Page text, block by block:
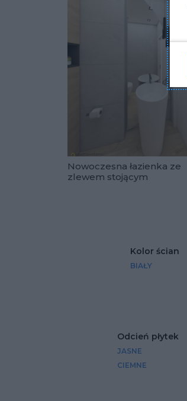
Nowoczesna łazienka ze
zlewem stojącym
Kolor ścian
BIAŁY
Odcień płytek
JASNE
CIEMNE